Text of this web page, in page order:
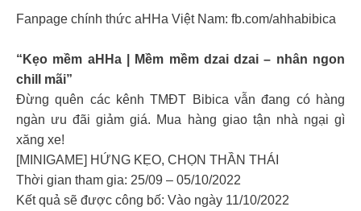
Fanpage chính thức aHHa Việt Nam: fb.com/ahhabibica
“Kẹo mềm aHHa | Mềm mềm dzai dzai – nhân ngon
chill mãi”
Đừng quên các kênh TMĐT Bibica vẫn đang có hàng
ngàn ưu đãi giảm giá. Mua hàng giao tận nhà ngại gì
xăng xe!
[MINIGAME] HỨNG KẸO, CHỌN THẦN THÁI
Thời gian tham gia: 25/09 – 05/10/2022
Kết quả sẽ được công bố: Vào ngày 11/10/2022